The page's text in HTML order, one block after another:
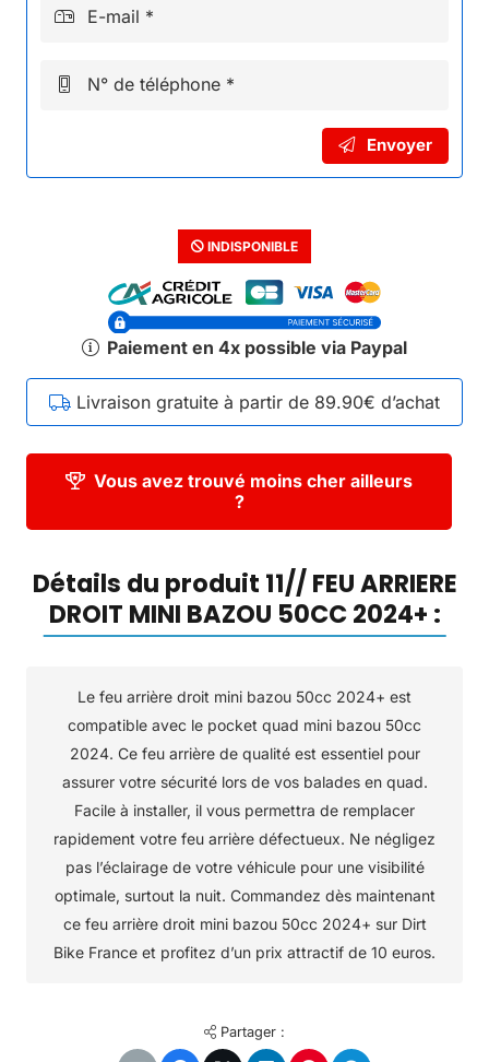
E-mail *
N° de téléphone *
Envoyer
INDISPONIBLE
Paiement en 4x possible via Paypal
Livraison gratuite à partir de 89.90€ d’achat
Vous avez trouvé moins cher ailleurs
?
Détails du produit 11// FEU ARRIERE
DROIT MINI BAZOU 50CC 2024+ :
Le feu arrière droit mini bazou 50cc 2024+ est
compatible avec le pocket quad mini bazou 50cc
2024. Ce feu arrière de qualité est essentiel pour
assurer votre sécurité lors de vos balades en quad.
Facile à installer, il vous permettra de remplacer
rapidement votre feu arrière défectueux. Ne négligez
pas l’éclairage de votre véhicule pour une visibilité
optimale, surtout la nuit. Commandez dès maintenant
ce feu arrière droit mini bazou 50cc 2024+ sur Dirt
Bike France et profitez d’un prix attractif de 10 euros.
Partager :